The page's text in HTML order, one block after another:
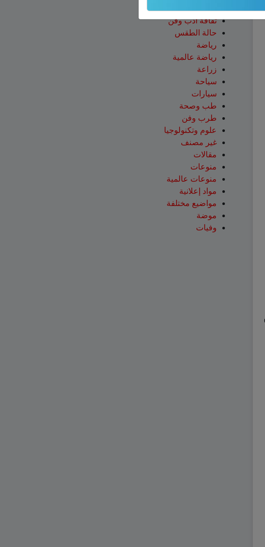
ثقافة أدب وفن
حالة الطقس
رياضة
رياضة عالمية
زراعة
سياحة
سيارات
طب وصحة
طرب وفن
علوم وتكنولوجيا
غير مصنف
مقالات
منوعات
منوعات عالمية
مواد إعلانية
مواضيع مختلفة
موضة
وفيات